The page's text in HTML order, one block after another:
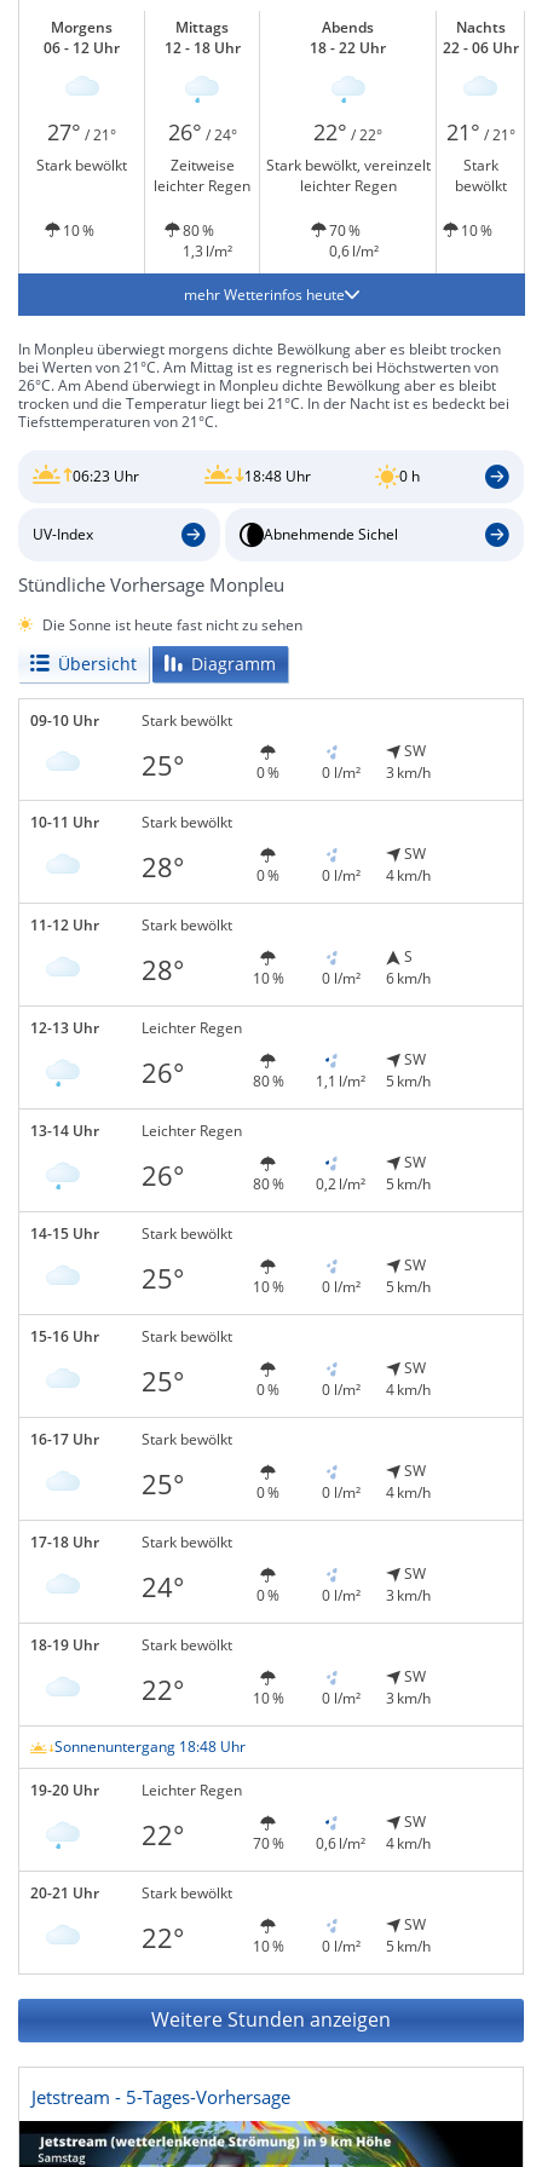
Morgens
06 - 12 Uhr
Mittags
12 - 18 Uhr
Abends
18 - 22 Uhr
Nachts
22 - 06 Uhr
27° / 21° 26° / 24° 22° / 22° 21° / 21°
Stark bewölkt
Zeitweise
leichter Regen
Stark bewölkt, vereinzelt
leichter Regen
Stark
bewölkt
10 %
80 %
1,3 l/m²
70 %
0,6 l/m²
10 %
mehr Wetterinfos heute
In Monpleu überwiegt morgens dichte Bewölkung aber es bleibt trocken
bei Werten von 21°C. Am Mittag ist es regnerisch bei Höchstwerten von
26°C. Am Abend überwiegt in Monpleu dichte Bewölkung aber es bleibt
trocken und die Temperatur liegt bei 21°C. In der Nacht ist es bedeckt bei
Tiefsttemperaturen von 21°C.
06:23 Uhr 18:48 Uhr 0 h
UV-Index Abnehmende Sichel
Stündliche Vorhersage Monpleu
Die Sonne ist heute fast nicht zu sehen
Übersicht Diagramm
09-10 Uhr Stark bewölkt
25° 0 % 0 l/m²
SW
3 km/h
10-11 Uhr Stark bewölkt
28° 0 % 0 l/m²
SW
4 km/h
11-12 Uhr Stark bewölkt
28° 10 % 0 l/m²
S
6 km/h
12-13 Uhr Leichter Regen
26° 80 % 1,1 l/m²
SW
5 km/h
13-14 Uhr Leichter Regen
26° 80 % 0,2 l/m²
SW
5 km/h
14-15 Uhr Stark bewölkt
25° 10 % 0 l/m²
SW
5 km/h
15-16 Uhr Stark bewölkt
25° 0 % 0 l/m²
SW
4 km/h
16-17 Uhr Stark bewölkt
25° 0 % 0 l/m²
SW
4 km/h
17-18 Uhr Stark bewölkt
24° 0 % 0 l/m²
SW
3 km/h
18-19 Uhr Stark bewölkt
22° 10 % 0 l/m²
SW
3 km/h
Sonnenuntergang 18:48 Uhr
19-20 Uhr Leichter Regen
22° 70 % 0,6 l/m²
SW
4 km/h
20-21 Uhr Stark bewölkt
22° 10 % 0 l/m²
SW
5 km/h
Weitere Stunden anzeigen
Jetstream - 5-Tages-Vorhersage